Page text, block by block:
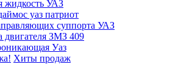
жидкость УАЗ
уаз патриот
суппорта УАЗ
ЗМЗ 409
Уаз
Хиты продаж